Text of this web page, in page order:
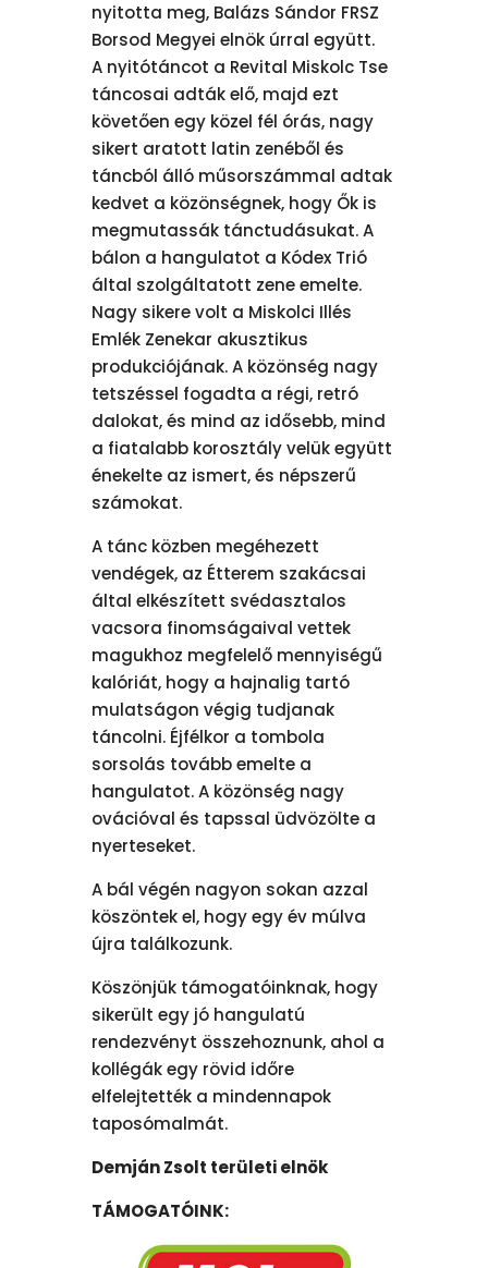
nyitotta meg, Balázs Sándor FRSZ
Borsod Megyei elnök úrral együtt.
A nyitótáncot a Revital Miskolc Tse
táncosai adták elő, majd ezt
követően egy közel fél órás, nagy
sikert aratott latin zenéből és
táncból álló műsorszámmal adtak
kedvet a közönségnek, hogy Ők is
megmutassák tánctudásukat. A
bálon a hangulatot a Kódex Trió
által szolgáltatott zene emelte.
Nagy sikere volt a Miskolci Illés
Emlék Zenekar akusztikus
produkciójának. A közönség nagy
tetszéssel fogadta a régi, retró
dalokat, és mind az idősebb, mind
a fiatalabb korosztály velük együtt
énekelte az ismert, és népszerű
számokat.
A tánc közben megéhezett
vendégek, az Étterem szakácsai
által elkészített svédasztalos
vacsora finomságaival vettek
magukhoz megfelelő mennyiségű
kalóriát, hogy a hajnalig tartó
mulatságon végig tudjanak
táncolni. Éjfélkor a tombola
sorsolás tovább emelte a
hangulatot. A közönség nagy
ovációval és tapssal üdvözölte a
nyerteseket.
A bál végén nagyon sokan azzal
köszöntek el, hogy egy év múlva
újra találkozunk.
Köszönjük támogatóinknak, hogy
sikerült egy jó hangulatú
rendezvényt összehoznunk, ahol a
kollégák egy rövid időre
elfelejtették a mindennapok
taposómalmát.
Demján Zsolt területi elnök
TÁMOGATÓINK: